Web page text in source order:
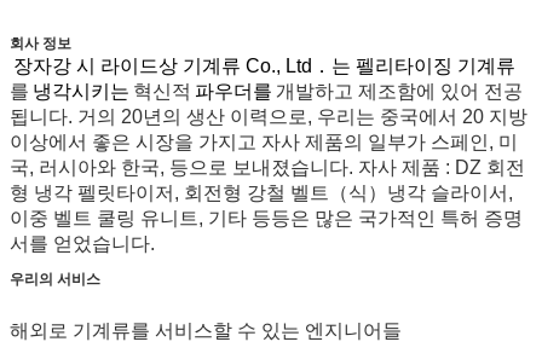
회사 정보
장자강 시 라이드상 기계류 Co., Ltd．는 펠리타이징 기계류
를 냉각시키는 혁신적 파우더를 개발하고 제조함에 있어 전공
됩니다. 거의 20년의 생산 이력으로, 우리는 중국에서 20 지방
이상에서 좋은 시장을 가지고 자사 제품의 일부가 스페인, 미
국, 러시아와 한국, 등으로 보내졌습니다. 자사 제품 : DZ 회전
형 냉각 펠릿타이저, 회전형 강철 벨트（식）냉각 슬라이서,
이중 벨트 쿨링 유니트, 기타 등등은 많은 국가적인 특허 증명
서를 얻었습니다.
우리의 서비스
해외로 기계류를 서비스할 수 있는 엔지니어들